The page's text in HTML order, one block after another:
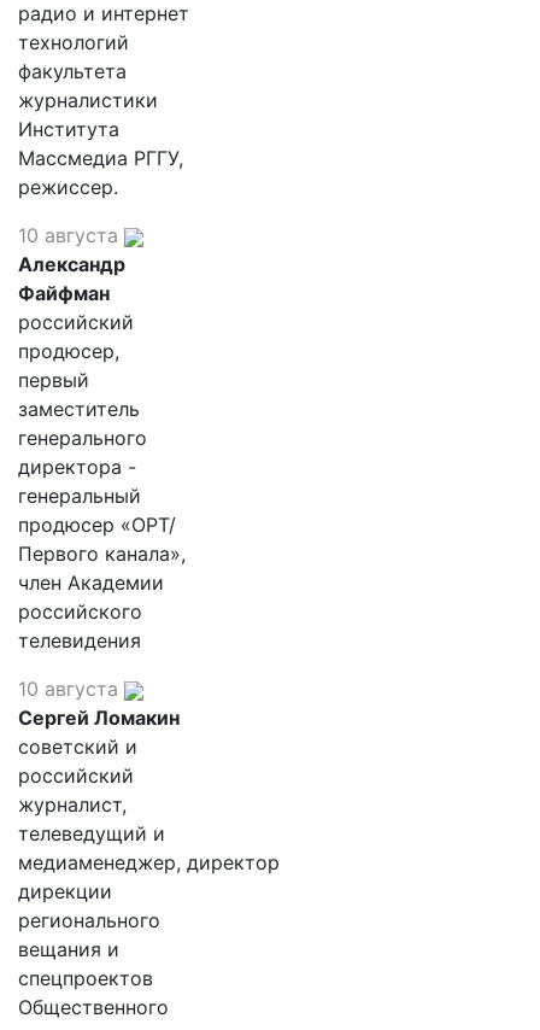
радио и интернет
технологий
факультета
журналистики
Института
Массмедиа РГГУ,
режиссер.
10 августа
Александр
Файфман
российский
продюсер,
первый
заместитель
генерального
директора -
генеральный
продюсер «ОРТ/
Первого канала»,
член Академии
российского
телевидения
10 августа
Сергей Ломакин
советский и
российский
журналист,
телеведущий и
медиаменеджер, директор
дирекции
регионального
вещания и
спецпроектов
Общественного